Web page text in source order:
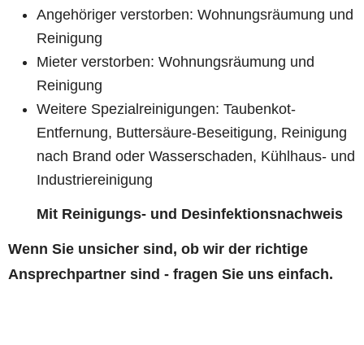
Angehöriger verstorben: Wohnungsräumung und
Reinigung
Mieter verstorben: Wohnungsräumung und
Reinigung
Weitere Spezialreinigungen: Taubenkot-
Entfernung, Buttersäure-Beseitigung, Reinigung
nach Brand oder Wasserschaden, Kühlhaus- und
Industriereinigung
Mit Reinigungs- und Desinfektionsnachweis
Wenn Sie unsicher sind, ob wir der richtige
Ansprechpartner sind - fragen Sie uns einfach.